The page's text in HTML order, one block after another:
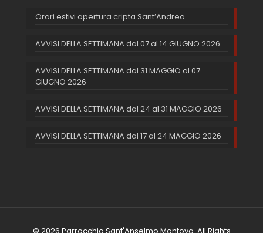
Orari estivi apertura cripta Sant’Andrea
AVVISI DELLA SETTIMANA dal 07 al 14 GIUGNO 2026
AVVISI DELLA SETTIMANA dal 31 MAGGIO al 07
GIUGNO 2026
AVVISI DELLA SETTIMANA dal 24 al 31 MAGGIO 2026
AVVISI DELLA SETTIMANA dal 17 al 24 MAGGIO 2026
© 2026 Parrocchia Sant'Anselmo Mantova. All Rights